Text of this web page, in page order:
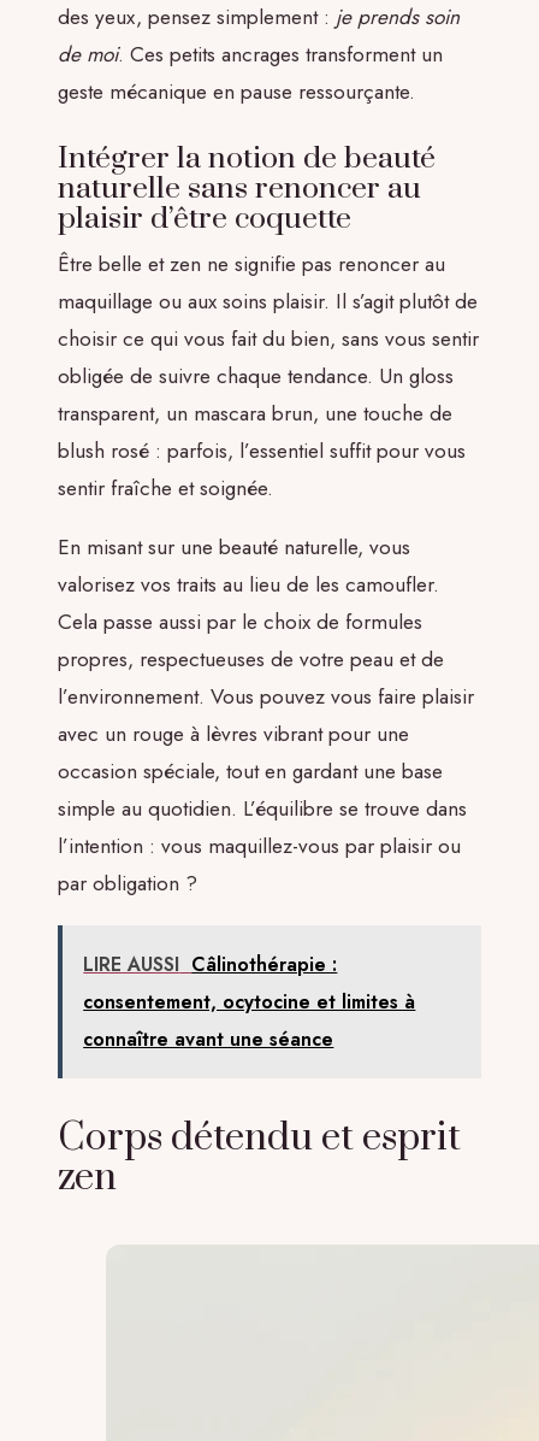
des yeux, pensez simplement : je prends soin
de moi. Ces petits ancrages transforment un
geste mécanique en pause ressourçante.
Intégrer la notion de beauté
naturelle sans renoncer au
plaisir d’être coquette
Être belle et zen ne signifie pas renoncer au
maquillage ou aux soins plaisir. Il s’agit plutôt de
choisir ce qui vous fait du bien, sans vous sentir
obligée de suivre chaque tendance. Un gloss
transparent, un mascara brun, une touche de
blush rosé : parfois, l’essentiel suffit pour vous
sentir fraîche et soignée.
En misant sur une beauté naturelle, vous
valorisez vos traits au lieu de les camoufler.
Cela passe aussi par le choix de formules
propres, respectueuses de votre peau et de
l’environnement. Vous pouvez vous faire plaisir
avec un rouge à lèvres vibrant pour une
occasion spéciale, tout en gardant une base
simple au quotidien. L’équilibre se trouve dans
l’intention : vous maquillez-vous par plaisir ou
par obligation ?
LIRE AUSSI Câlinothérapie :
consentement, ocytocine et limites à
connaître avant une séance
Corps détendu et esprit
zen